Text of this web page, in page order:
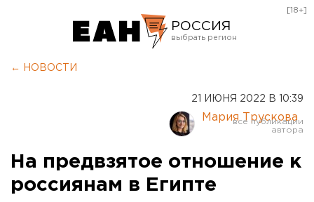
РОССИЯ
Курган
Оренбург
[18+]
← НОВОСТИ
21 ИЮНЯ 2022 В 10:39
Мария Трускова
На предвзятое отношение к
россиянам в Египте